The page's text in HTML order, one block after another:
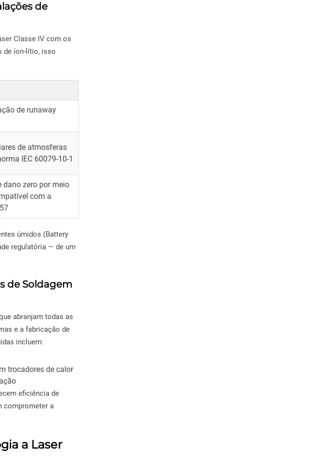
de
Classe IV com os
de íon-lítio, isso
de runaway
de atmosferas
IEC 60079-10-1
dano zero por meio
com a
úmidos (Battery
regulatória — de um
de Soldagem
abranjam todas as
e a fabricação de
incluem:
trocadores de calor
eficiência de
comprometer a
a Laser